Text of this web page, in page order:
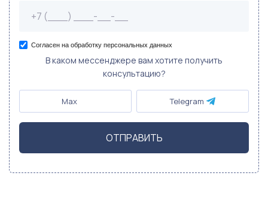
Согласен на обработку персональных данных
В каком мессенджере вам хотите получить
консультацию?
Max Telegram
ОТПРАВИТЬ